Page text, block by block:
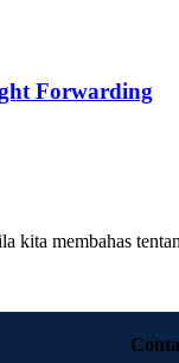
Forwarding
membahas